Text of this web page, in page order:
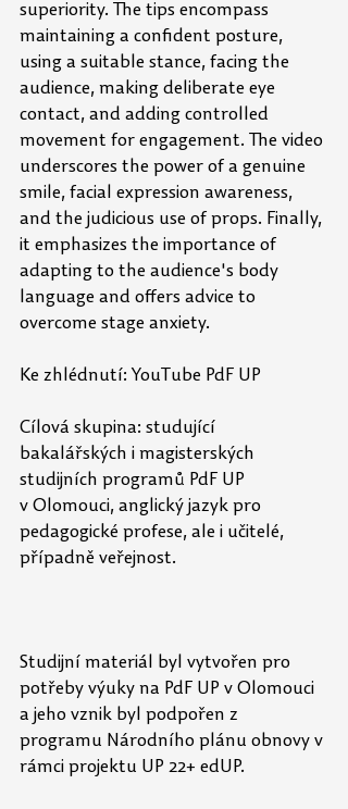
superiority. The tips encompass
maintaining a confident posture,
using a suitable stance, facing the
audience, making deliberate eye
contact, and adding controlled
movement for engagement. The video
underscores the power of a genuine
smile, facial expression awareness,
and the judicious use of props. Finally,
it emphasizes the importance of
adapting to the audience's body
language and offers advice to
overcome stage anxiety.
Ke zhlédnutí: YouTube PdF UP
Cílová skupina: studující
bakalářských i magisterských
studijních programů PdF UP
v Olomouci, anglický jazyk pro
pedagogické profese, ale i učitelé,
případně veřejnost.
Studijní materiál byl vytvořen pro
potřeby výuky na PdF UP v Olomouci
a jeho vznik byl podpořen z
programu Národního plánu obnovy v
rámci projektu UP 22+ edUP.